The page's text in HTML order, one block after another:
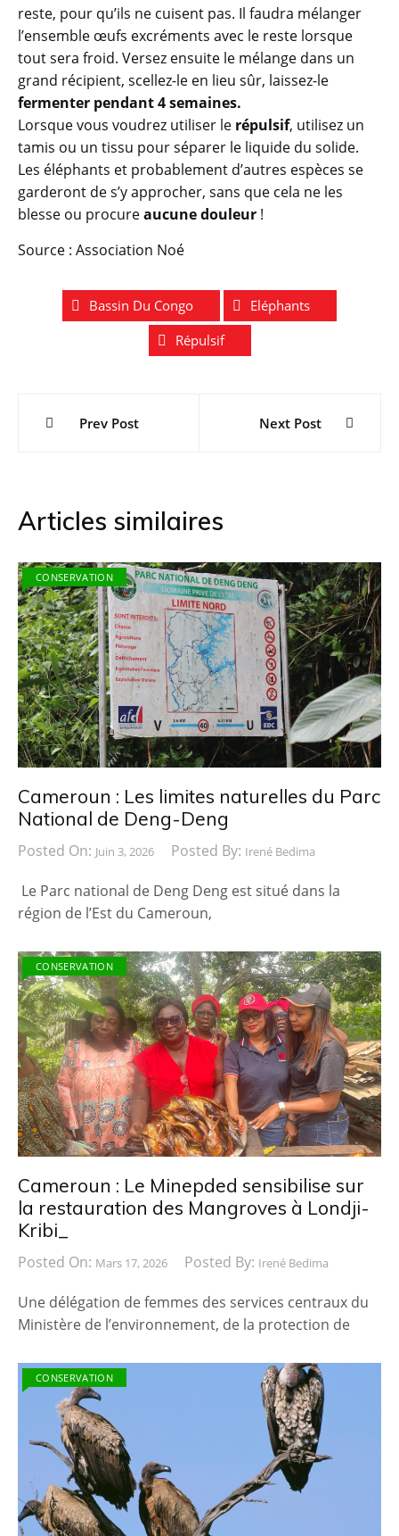
reste, pour qu’ils ne cuisent pas. Il faudra mélanger
l’ensemble œufs excréments avec le reste lorsque
tout sera froid. Versez ensuite le mélange dans un
grand récipient, scellez-le en lieu sûr, laissez-le
fermenter pendant 4 semaines.
Lorsque vous voudrez utiliser le répulsif, utilisez un
tamis ou un tissu pour séparer le liquide du solide.
Les éléphants et probablement d’autres espèces se
garderont de s’y approcher, sans que cela ne les
blesse ou procureaucune douleur !
Source : Association Noé
Bassin Du Congo
Eléphants
Répulsif
Prev Post Next Post
Articles similaires
CONSERVATION
Cameroun : Les limites naturelles du Parc
National de Deng-Deng
Posted On: Juin 3, 2026 Posted By: Irené Bedima
Le Parc national de Deng Deng est situé dans la
région de l’Est du Cameroun,
CONSERVATION
Cameroun : Le Minepded sensibilise sur
la restauration des Mangroves à Londji-
Kribi_
Posted On: Mars 17, 2026 Posted By: Irené Bedima
Une délégation de femmes des services centraux du
Ministère de l’environnement, de la protection de
CONSERVATION